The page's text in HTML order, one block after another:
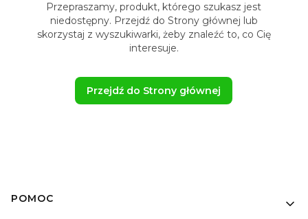
Przepraszamy, produkt, którego szukasz jest
niedostępny. Przejdź do Strony głównej lub
skorzystaj z wyszukiwarki, żeby znaleźć to, co Cię
interesuje.
Przejdź do Strony głównej
Linki w stopce
POMOC